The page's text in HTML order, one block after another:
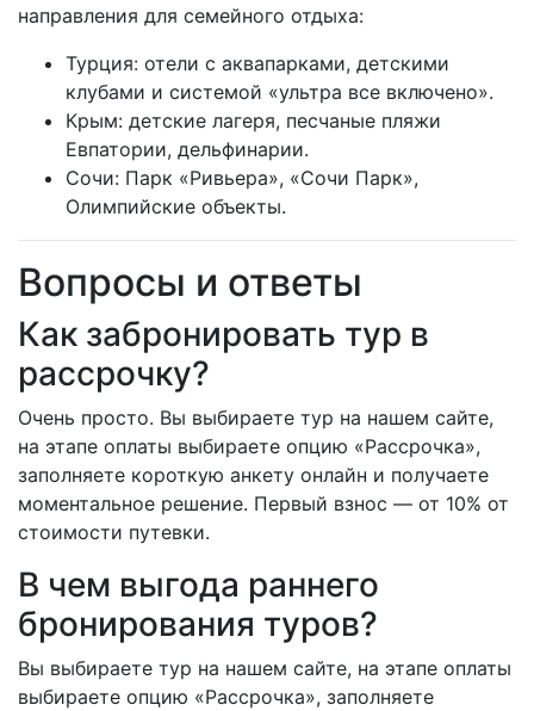
направления для семейного отдыха:
Турция: отели с аквапарками, детскими
клубами и системой «ультра все включено».
Крым: детские лагеря, песчаные пляжи
Евпатории, дельфинарии.
Сочи: Парк «Ривьера», «Сочи Парк»,
Олимпийские объекты.
Вопросы и ответы
Как забронировать тур в
рассрочку?
Очень просто. Вы выбираете тур на нашем сайте,
на этапе оплаты выбираете опцию «Рассрочка»,
заполняете короткую анкету онлайн и получаете
моментальное решение. Первый взнос — от 10% от
стоимости путевки.
В чем выгода раннего
бронирования туров?
Вы выбираете тур на нашем сайте, на этапе оплаты
выбираете опцию «Рассрочка», заполняете